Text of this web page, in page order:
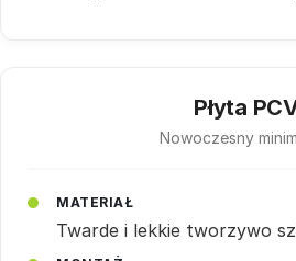
Płyta
Nowoczesny
MATERIAŁ
Twarde i lekkie tworzywo